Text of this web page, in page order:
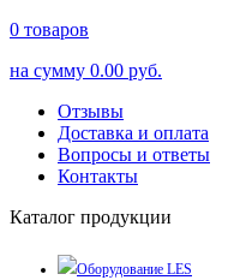
0 товаров
на сумму 0.00 руб.
Отзывы
Доставка и оплата
Вопросы и ответы
Контакты
Каталог продукции
Оборудование LES